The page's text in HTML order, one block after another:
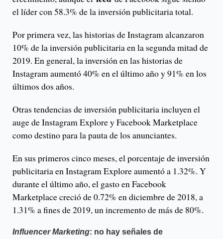
el líder con 58.3% de la inversión publicitaria total.
Por primera vez, las historias de Instagram alcanzaron
10% de la inversión publicitaria en la segunda mitad de
2019. En general, la inversión en las historias de
Instagram aumentó 40% en el último año y 91% en los
últimos dos años.
Otras tendencias de inversión publicitaria incluyen el
auge de Instagram Explore y Facebook Marketplace
como destino para la pauta de los anunciantes.
En sus primeros cinco meses, el porcentaje de inversión
publicitaria en Instagram Explore aumentó a 1.32%. Y
durante el último año, el gasto en Facebook
Marketplace creció de 0.72% en diciembre de 2018, a
1.31% a fines de 2019, un incremento de más de 80%.
Influencer Marketing: no hay señales de